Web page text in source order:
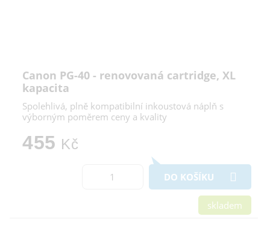
Canon PG-40 - renovovaná cartridge, XL
kapacita
Spolehlivá, plně kompatibilní inkoustová náplň s
výborným poměrem ceny a kvality
455 Kč
DO KOŠÍKU
skladem